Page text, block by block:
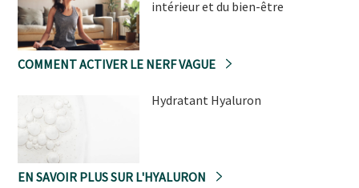
intérieur et du bien-être
COMMENT ACTIVER LE NERF VAGUE
Hydratant Hyaluron
EN SAVOIR PLUS SUR L'HYALURON